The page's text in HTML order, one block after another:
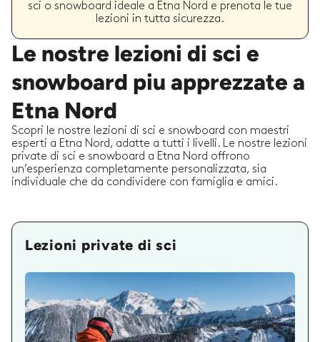
sci o snowboard ideale a Etna Nord e prenota le tue
lezioni in tutta sicurezza.
Le nostre lezioni di sci e
snowboard piu apprezzate a
Etna Nord
Scopri le nostre lezioni di sci e snowboard con maestri
esperti a Etna Nord, adatte a tutti i livelli. Le nostre lezioni
private di sci e snowboard a Etna Nord offrono
un’esperienza completamente personalizzata, sia
individuale che da condividere con famiglia e amici.
Lezioni private di sci